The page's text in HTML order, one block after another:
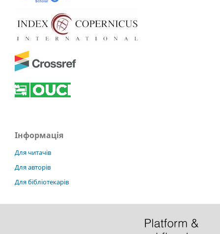
Інформація
Для читачів
Для авторів
Для бібліотекарів